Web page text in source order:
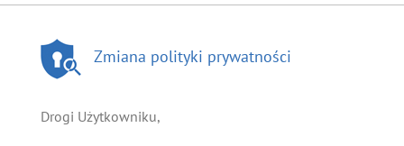
Zmiana polityki prywatności
Drogi Użytkowniku,